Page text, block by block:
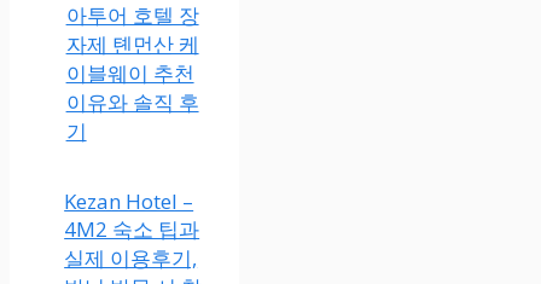
아투어 호텔 장
자제 톈먼산 케
이블웨이 추천
이유와 솔직 후
기
Kezan Hotel –
4M2 숙소 팁과
실제 이용후기,